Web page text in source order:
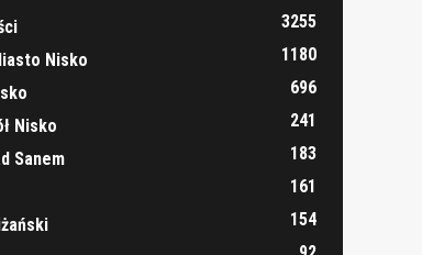
3255
Nisko
1180
696
Nisko
241
Sanem
183
161
154